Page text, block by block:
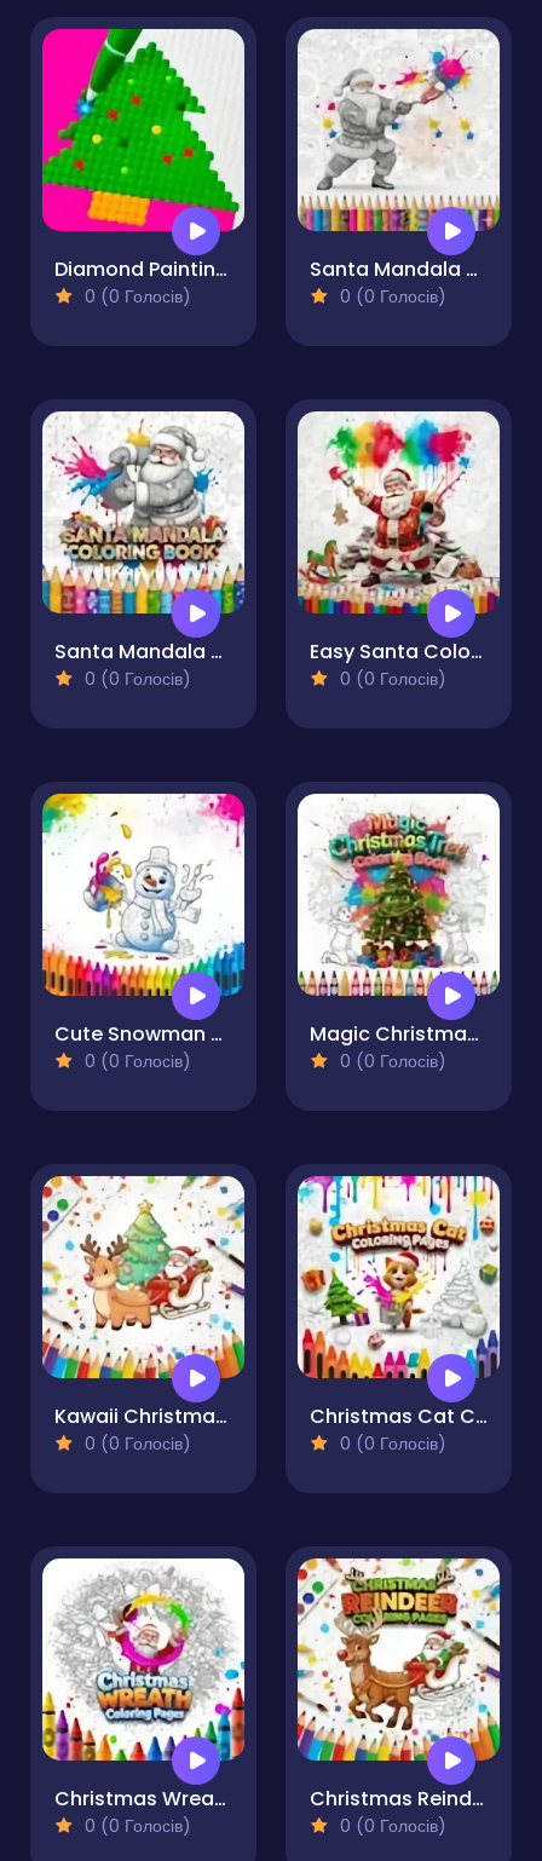
Diamond Painting by Number
0 (0 Голосів)
Santa Mandala Coloring Pages
0 (0 Голосів)
Santa Mandala Coloring Book
0 (0 Голосів)
Easy Santa Coloring Pages
0 (0 Голосів)
Cute Snowman Coloring Pages
0 (0 Голосів)
Magic Christmas Tree Coloring Book
0 (0 Голосів)
Kawaii Christmas Coloring Pages
0 (0 Голосів)
Christmas Cat Coloring Pages
0 (0 Голосів)
Christmas Wreath Coloring Pages
0 (0 Голосів)
Christmas Reindeer Coloring Pages
0 (0 Голосів)